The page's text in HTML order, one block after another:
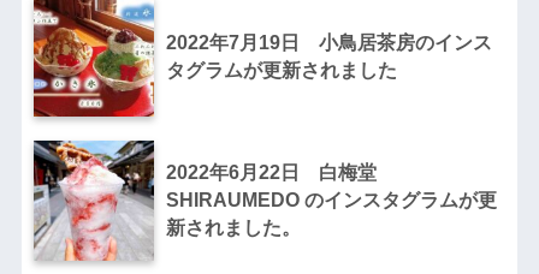
2022年7月19日 小鳥居茶房のインス
タグラムが更新されました
2022年6月22日 白梅堂
SHIRAUMEDO のインスタグラムが更
新されました。